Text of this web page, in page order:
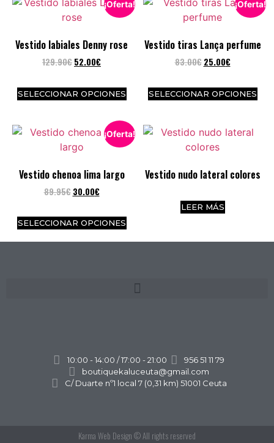
¡Oferta!
Vestido labiales Denny rose
129.90€ 52.00€
SELECCIONAR OPCIONES
¡Oferta!
Vestido tiras Lança perfume
83.00€ 25.00€
SELECCIONAR OPCIONES
¡Oferta!
Vestido chenoa lima largo
89.95€ 30.00€
SELECCIONAR OPCIONES
Vestido nudo lateral colores
LEER MÁS
10:00 - 14:00 / 17:00 - 21:00
956 51 11 79
boutiquekaluceuta@gmail.com
C/ Duarte nº1 local 7 (0,31 km) 51001 Ceuta
Karma Web Design © All rights reserved